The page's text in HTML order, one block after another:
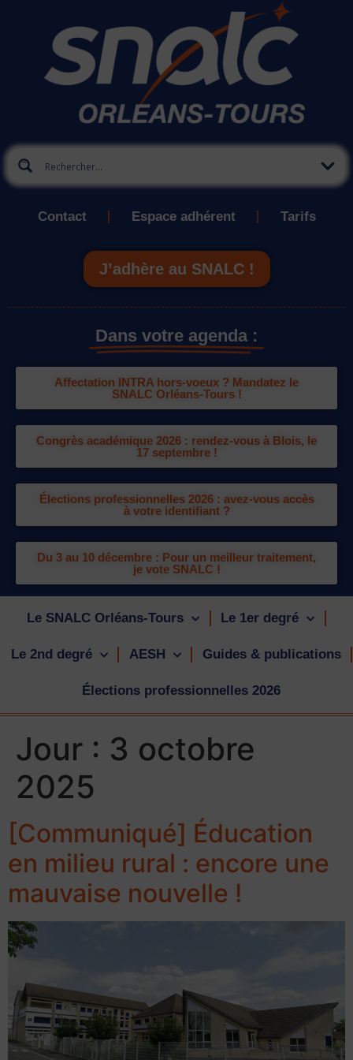
Contact Espace adhérent Tarifs
J’adhère au SNALC !
Dans votre agenda :
Affectation INTRA hors-voeux ? Mandatez le
SNALC Orléans-Tours !
Congrès académique 2026 : rendez-vous à Blois, le
17 septembre !
Élections professionnelles 2026 : avez-vous accès
à votre identifiant ?
Du 3 au 10 décembre : Pour un meilleur traitement,
je vote SNALC !
Le SNALC Orléans-Tours Le 1er degré
Le 2nd degré AESH Guides & publications
Élections professionnelles 2026
Jour : 3 octobre
2025
[Communiqué] Éducation
en milieu rural : encore une
mauvaise nouvelle !